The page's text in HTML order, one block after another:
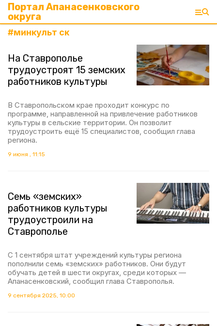
Портал Апанасенковского
округа
#минкульт ск
На Ставрополье
трудоустроят 15 земских
работников культуры
В Ставропольском крае проходит конкурс по
программе, направленной на привлечение работников
культуры в сельские территории. Он позволит
трудоустроить ещё 15 специалистов, сообщил глава
региона.
9 июня , 11:15
Семь «земских»
работников культуры
трудоустроили на
Ставрополье
С 1 сентября штат учреждений культуры региона
пополнили семь «земских» работников. Они будут
обучать детей в шести округах, среди которых —
Апанасенковский, сообщил глава Ставрополья.
9 сентября 2025, 10:00